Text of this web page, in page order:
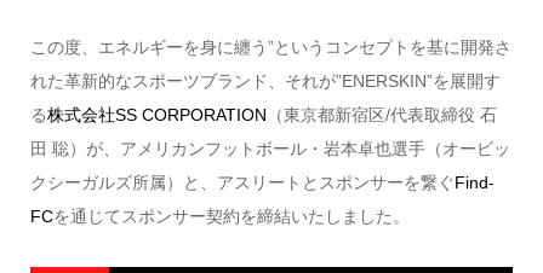
この度、エネルギーを身に纏う”というコンセプトを基に開発さ
れた革新的なスポーツブランド、それが”ENERSKIN”を展開す
る株式会社SS CORPORATION （東京都新宿区/代表取締役 石
田 聡）が、アメリカンフットボール・岩本卓也選手（オービッ
クシーガルズ所属）と、アスリートとスポンサーを繋ぐFind-
FCを通じてスポンサー契約を締結いたしました。